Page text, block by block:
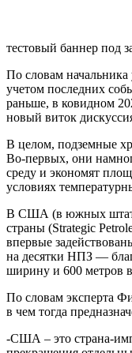
тестовый баннер под
По словам
учетом последних
раньше, в ковидном
новый виток
В целом, подземные
Во-первых, они
среду и экономят
условиях
В США (в южных штатах
страны (Strategic
впервые
на десятки НПЗ —
ширину и 600 метров
По словам эксперта
в чем тогда
-США – это страна-